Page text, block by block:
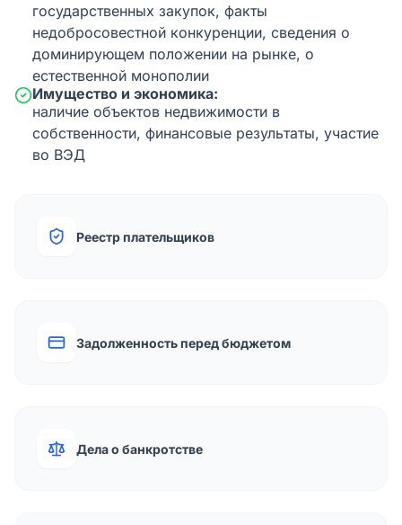
государственных закупок, факты
недобросовестной конкуренции, сведения о
доминирующем положении на рынке, о
естественной монополии
Имущество и экономика:
наличие объектов недвижимости в
собственности, финансовые результаты, участие
во ВЭД
Реестр плательщиков
Задолженность перед бюджетом
Дела о банкротстве